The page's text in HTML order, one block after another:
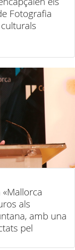
Fotografia
als
amb una
pel